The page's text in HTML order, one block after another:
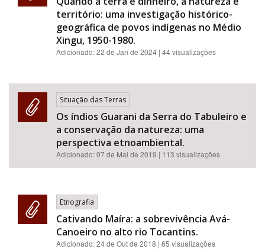
território: uma investigação histórico-
geográfica de povos indígenas no Médio
Xingu, 1950-1980.
Adicionado:22 de Jan de 2024 | 44 visualizações
Situação das Terras
Os índios Guarani da Serra do Tabuleiro e
a conservação da natureza: uma
perspectiva etnoambiental.
Adicionado:07 de Mai de 2019 | 113 visualizações
Etnografia
Cativando Maíra: a sobrevivência Avá-
Canoeiro no alto rio Tocantins.
Adicionado:24 de Out de 2018 | 65 visualizações